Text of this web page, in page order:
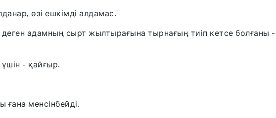
өзі ешкімді алдамас.
адамның сырт жылтырағына тырнағың тиіп кетсе болғаны -
- қайғыр.
ғана менсінбейді.